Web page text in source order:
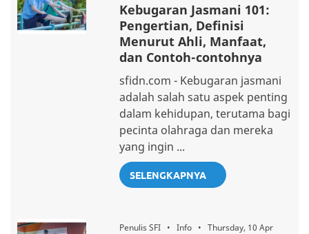
Kebugaran Jasmani 101:
Pengertian, Definisi
Menurut Ahli, Manfaat,
dan Contoh-contohnya
sfidn.com - Kebugaran jasmani
adalah salah satu aspek penting
dalam kehidupan, terutama bagi
pecinta olahraga dan mereka
yang ingin ...
SELENGKAPNYA
Penulis SFI • Info • Thursday, 10 Apr